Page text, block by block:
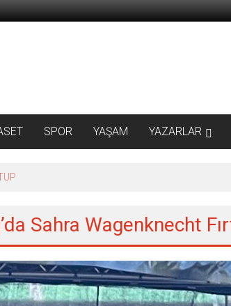
SPOR YAŞAM YAZARLAR
Sahra Wagenknecht